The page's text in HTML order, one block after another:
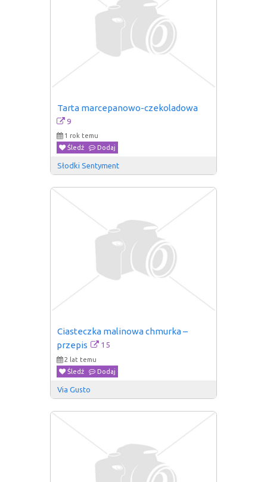
Tarta marcepanowo-czekoladowa
9
1 rok temu
Śledź
Dodaj
Słodki Sentyment
Ciasteczka malinowa chmurka –
przepis
15
2 lat temu
Śledź
Dodaj
Via Gusto